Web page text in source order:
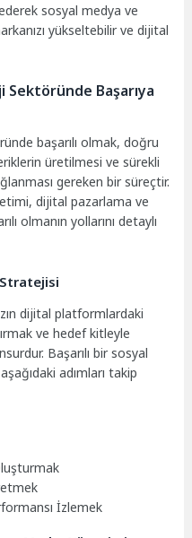
sosyal medya ve
yükseltebilir ve dijital
Sektöründe Başarıya
başarılı olmak, doğru
üretilmesi ve sürekli
gereken bir süreçtir.
dijital pazarlama ve
olmanın yollarını detaylı
dijital platformlardaki
ve hedef kitleyle
Başarılı bir sosyal
adımları takip
İzlemek